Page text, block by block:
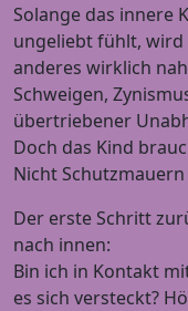
Solange das innere
ungeliebt fühlt, wird
anderes wirklich
Schweigen,
übertriebener
Doch das Kind
Nicht
Der erste Schritt
nach innen:
Bin ich in Kontakt
es sich versteckt?